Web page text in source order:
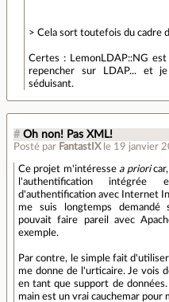
> Cela sort toutefois du cadre
Certes : LemonLDAP::NG
repencher sur LDAP... et
séduisant.
# Oh non! Pas XML!
Posté par FantastIX le 19 janvier
Ce projet m'intéressea prioricar,
l'authentification
d'authentification avec Internet
me suis longtemps
pouvait faire pareil avec
exemple.
Par contre, le simple fait
me donne de l'urticaire. Je vois
en tant que support de
main est un vrai cauchemar